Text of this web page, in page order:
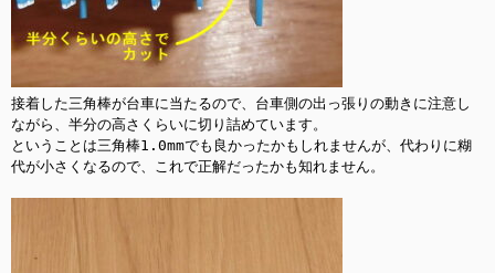
接着した三角棒が台車に当たるので、台車側の出っ張りの動きに注意し
ながら、半分の高さくらいに切り詰めています。
ということは三角棒1.0mmでも良かったかもしれませんが、代わりに糊
代が小さくなるので、これで正解だったかも知れません。